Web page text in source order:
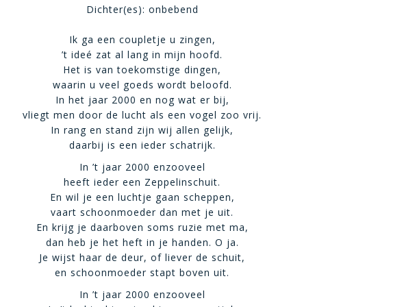
Dichter(es): onbebend
Ik ga een coupletje u zingen,
’t ideé zat al lang in mijn hoofd.
Het is van toekomstige dingen,
waarin u veel goeds wordt beloofd.
In het jaar 2000 en nog wat er bij,
vliegt men door de lucht als een vogel zoo vrij.
In rang en stand zijn wij allen gelijk,
daarbij is een ieder schatrijk.
In ’t jaar 2000 enzooveel
heeft ieder een Zeppelinschuit.
En wil je een luchtje gaan scheppen,
vaart schoonmoeder dan met je uit.
En krijg je daarboven soms ruzie met ma,
dan heb je het heft in je handen. O ja.
Je wijst haar de deur, of liever de schuit,
en schoonmoeder stapt boven uit.
In ’t jaar 2000 enzooveel